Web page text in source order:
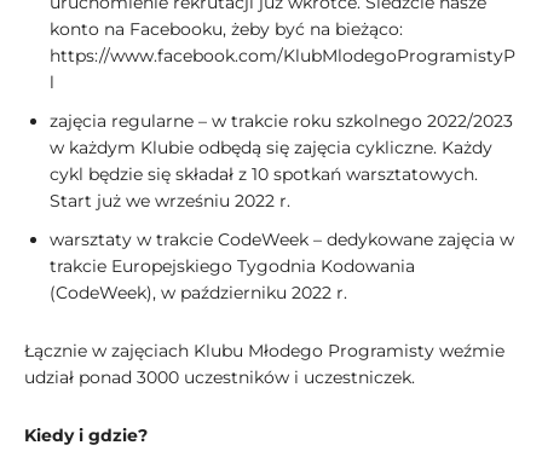
konto na Facebooku, żeby być na bieżąco:
https://www.facebook.com/KlubMlodegoProgramistyP
l
zajęcia regularne – w trakcie roku szkolnego 2022/2023
w każdym Klubie odbędą się zajęcia cykliczne. Każdy
cykl będzie się składał z 10 spotkań warsztatowych.
Start już we wrześniu 2022 r.
warsztaty w trakcie CodeWeek – dedykowane zajęcia w
trakcie Europejskiego Tygodnia Kodowania
(CodeWeek), w październiku 2022 r.
Łącznie w zajęciach Klubu Młodego Programisty weźmie
udział ponad 3000 uczestników i uczestniczek.
Kiedy i gdzie?